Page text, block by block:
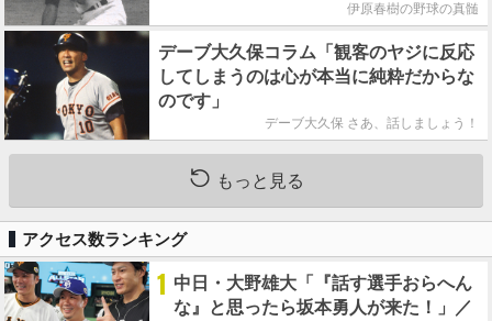
伊原春樹の野球の真髄
デーブ大久保コラム「観客のヤジに反応
してしまうのは心が本当に純粋だからな
のです」
デーブ大久保 さあ、話しましょう！
もっと見る
アクセス数ランキング
1 中日・大野雄大「『話す選手おらへん
な』と思ったら坂本勇人が来た！」／